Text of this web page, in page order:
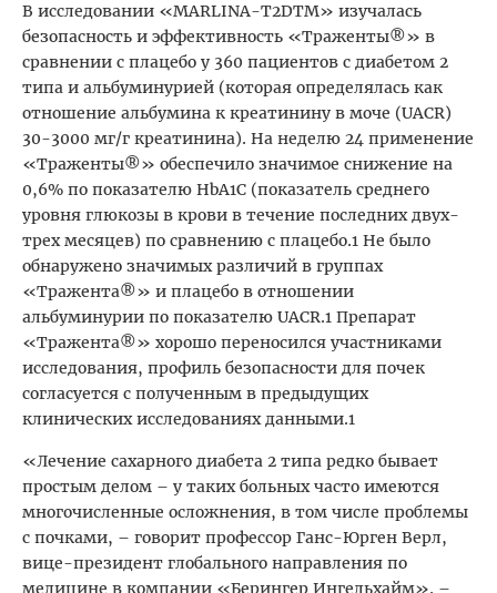
В исследовании «MARLINA-T2DTM» изучалась
безопасность и эффективность «Траженты®» в
сравнении с плацебо у 360 пациентов с диабетом 2
типа и альбуминурией (которая определялась как
отношение альбумина к креатинину в моче (UACR)
30-3000 мг/г креатинина). На неделю 24 применение
«Траженты®» обеспечило значимое снижение на
0,6% по показателю HbA1C (показатель среднего
уровня глюкозы в крови в течение последних двух-
трех месяцев) по сравнению с плацебо.1 Не было
обнаружено значимых различий в группах
«Тражента®» и плацебо в отношении
альбуминурии по показателю UACR.1 Препарат
«Тражента®» хорошо переносился участниками
исследования, профиль безопасности для почек
согласуется с полученным в предыдущих
клинических исследованиях данными.1
«Лечение сахарного диабета 2 типа редко бывает
простым делом – у таких больных часто имеются
многочисленные осложнения, в том числе проблемы
с почками, – говорит профессор Ганс-Юрген Верл,
вице-президент глобального направления по
медицине в компании «Берингер Ингельхайм». –